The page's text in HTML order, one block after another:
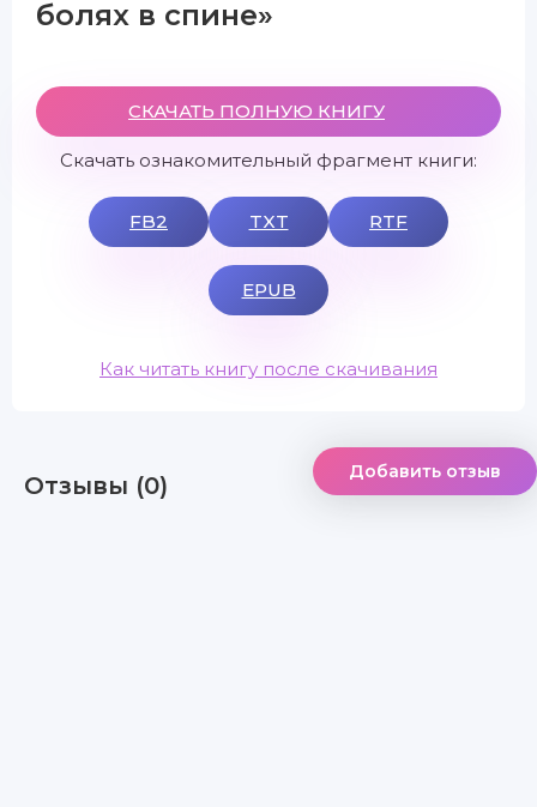
болях в спине»
СКАЧАТЬ ПОЛНУЮ КНИГУ
Скачать ознакомительный фрагмент книги:
FB2 TXT RTF
EPUB
Как читать книгу после скачивания
Отзывы (0) Добавить отзыв